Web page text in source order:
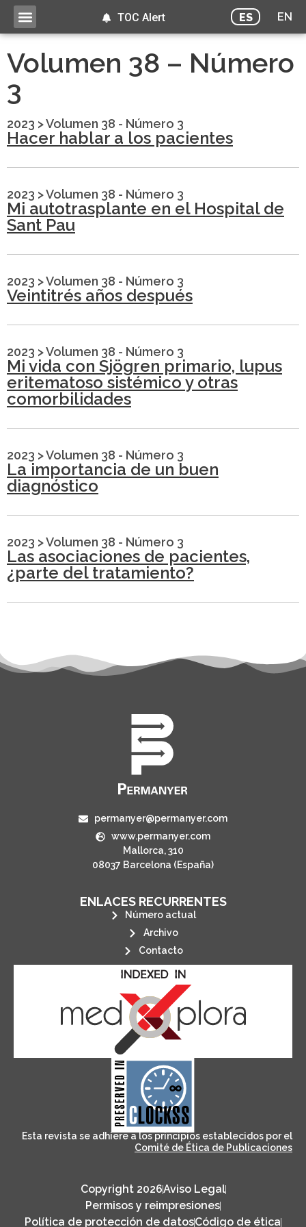
ES EN
TOC Alert
Volumen 38 – Número
3
2023 >Volumen 38 - Número 3
Hacer hablar a los pacientes
2023 >Volumen 38 - Número 3
Mi autotrasplante en el Hospital de
Sant Pau
2023 >Volumen 38 - Número 3
Veintitrés años después
2023 >Volumen 38 - Número 3
Mi vida con Sjögren primario, lupus
eritematoso sistémico y otras
comorbilidades
2023 >Volumen 38 - Número 3
La importancia de un buen
diagnóstico
2023 >Volumen 38 - Número 3
Las asociaciones de pacientes,
¿parte del tratamiento?
permanyer@permanyer.com
www.permanyer.com
Mallorca, 310
08037 Barcelona (España)
ENLACES RECURRENTES
Número actual
Archivo
Contacto
CLOCKSS is a dak archive that
ensures the long-term survival
of web-based scholary
publications, governed by and for
its stakeholders.
Esta revista se adhiere a los principios establecidos por el
Comité de Ética de Publicaciones
Copyright 2026Aviso Legal
Permisos y reimpresiones
Política de protección de datosCódigo de ética